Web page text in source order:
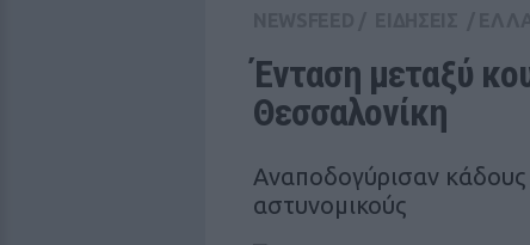
Ένταση μεταξύ
Θεσσαλονίκη
Αναποδογύρισαν κάδους
αστυνομικούς